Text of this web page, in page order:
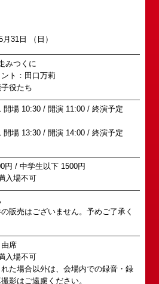
31日 （日）
みつくに
ト：田口万莉
役たち
開場 10:30 / 開演 11:00 / 終演予定
開場 13:30 / 開演 14:00 / 終演予定
円 / 中学生以下 1500円
入場不可
販売はございません。予めご了承く
由席
入場不可
れた場合以外は、会場内での録音・録
影はご遠慮ください。
橋角座トップ
公演情報
角座とは
問い合わせ
角の芝居」と呼ばれた江戸時
花座、中座、朝日座、弁天座
「道頓堀五座」と呼ばれ、
、上方演芸の殿堂として栄え
角座」(大阪市中央区)に引き継
大阪市中央区)の閉館と共に、
、日本のエンタテインメントの
阪で復活させ、 新たな歴史を
に関するお問い合わせ
お問い合わせ願います。
発室：o-
発室：t-
お問い合わせ
問い合わせ願います。
ル送信フォーム
event/form/
メール
するご意見・ご感想（※）